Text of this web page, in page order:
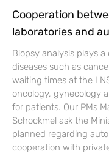
Cooperation
laboratories and
Biopsy analysis plays
diseases such as
waiting times at the
oncology, gynecology
for patients. Our PMs
Schockmel ask the
planned regarding
cooperation with